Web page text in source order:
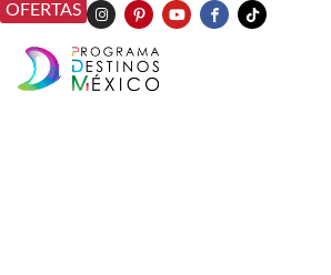
OFERTAS